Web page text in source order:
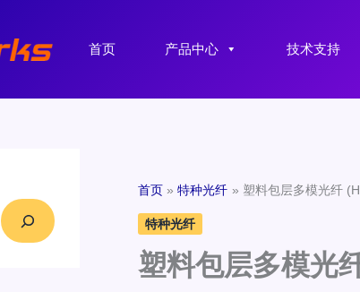
首页 产品中心 技术支持
首页 特种光纤 塑料包层多模光纤
特种光纤
塑料包层多模光